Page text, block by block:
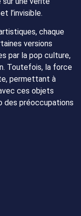
l’invisible.
chaque
versions
par la pop culture,
Toutefois, la force
permettant à
ces objets
des préoccupations